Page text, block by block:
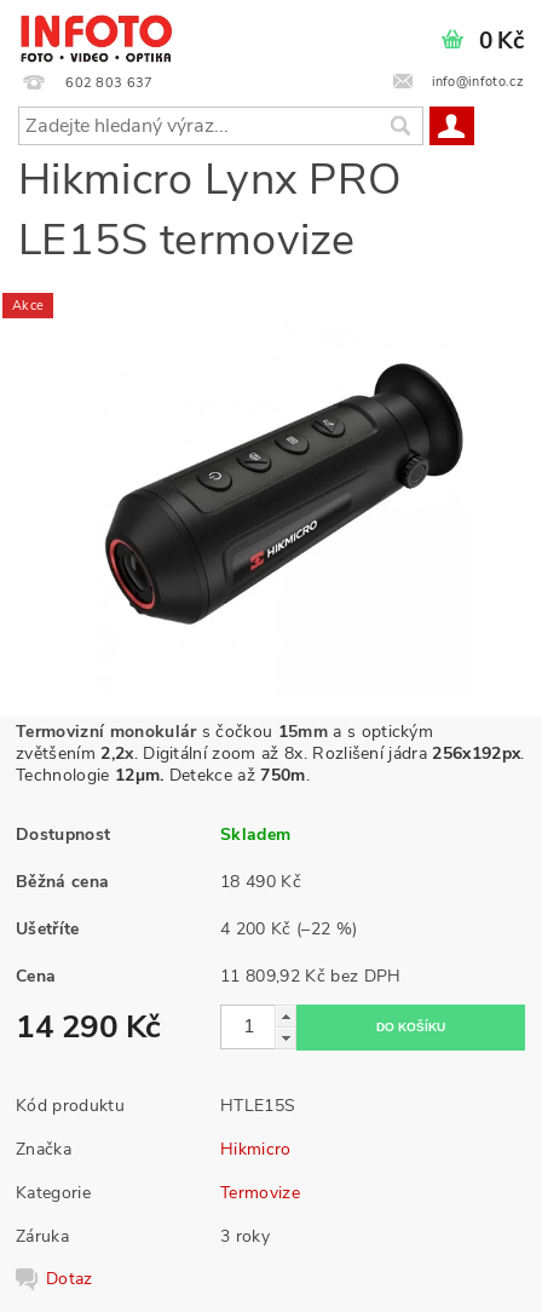
602 803 637 info@infoto.cz
0 Kč
Hikmicro Lynx PRO
LE15S termovize
Akce
Termovizní monokulárs čočkou 15mma s optickým
zvětšením 2,2x. Digitální zoom až 8x. Rozlišení jádra 256x192px.
Technologie 12µm. Detekce až750m.
Dostupnost Skladem
Běžná cena 18 490 Kč
Ušetříte 4 200 Kč (–22 %)
Cena 11 809,92 Kč bez DPH
14 290 Kč
Kód produktu
HTLE15S
Značka
Hikmicro
Kategorie
Termovize
Záruka
3 roky
Dotaz